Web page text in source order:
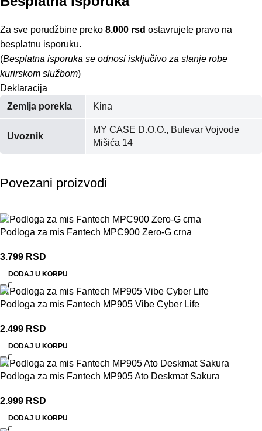
Za sve porudžbine preko 8.000 rsd ostavrujete pravo na
besplatnu isporuku.
(Besplatna isporuka se odnosi isključivo za slanje robe
kurirskom službom)
Deklaracija
Zemlja porekla
Kina
Uvoznik
MY CASE D.O.O., Bulevar Vojvode
Mišića 14
Povezani proizvodi
Podloga za mis Fantech MPC900 Zero-G crna
3.799 RSD
DODAJ U KORPU
Podloga za mis Fantech MP905 Vibe Cyber Life
2.499 RSD
DODAJ U KORPU
Podloga za mis Fantech MP905 Ato Deskmat Sakura
2.999 RSD
DODAJ U KORPU